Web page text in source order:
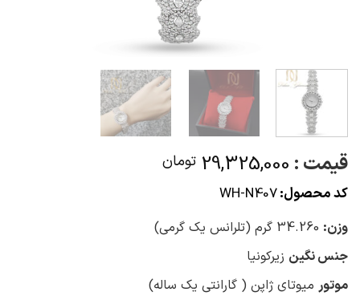
قیمت : 29,325,000 تومان
کد محصول:WH-N407
وزن:
جنس نگین زیرکونیا
موتور میوتای ژاپن ( گارانتی یک ساله)